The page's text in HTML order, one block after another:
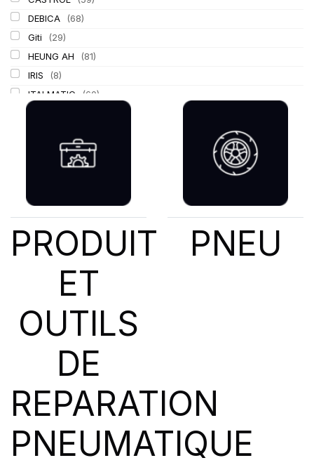
DEBICA
(68)
Giti
(29)
HEUNG AH
(81)
IRIS
(8)
ITALMATIC
(60)
LING LONG (152)
MICHELIN (345)
Mondolfo ferro (31)
PROMETEON
(18)
(23)
STICA
PRODUIT
ET
OUTILS
DE
REPARATION
PNEUMATIQUE
PNEU